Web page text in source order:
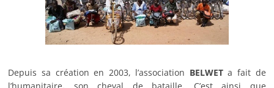
Depuis sa création en 2003, l’association BELWETa fait de
l’humanitaire, son cheval de bataille. C’est ainsi que